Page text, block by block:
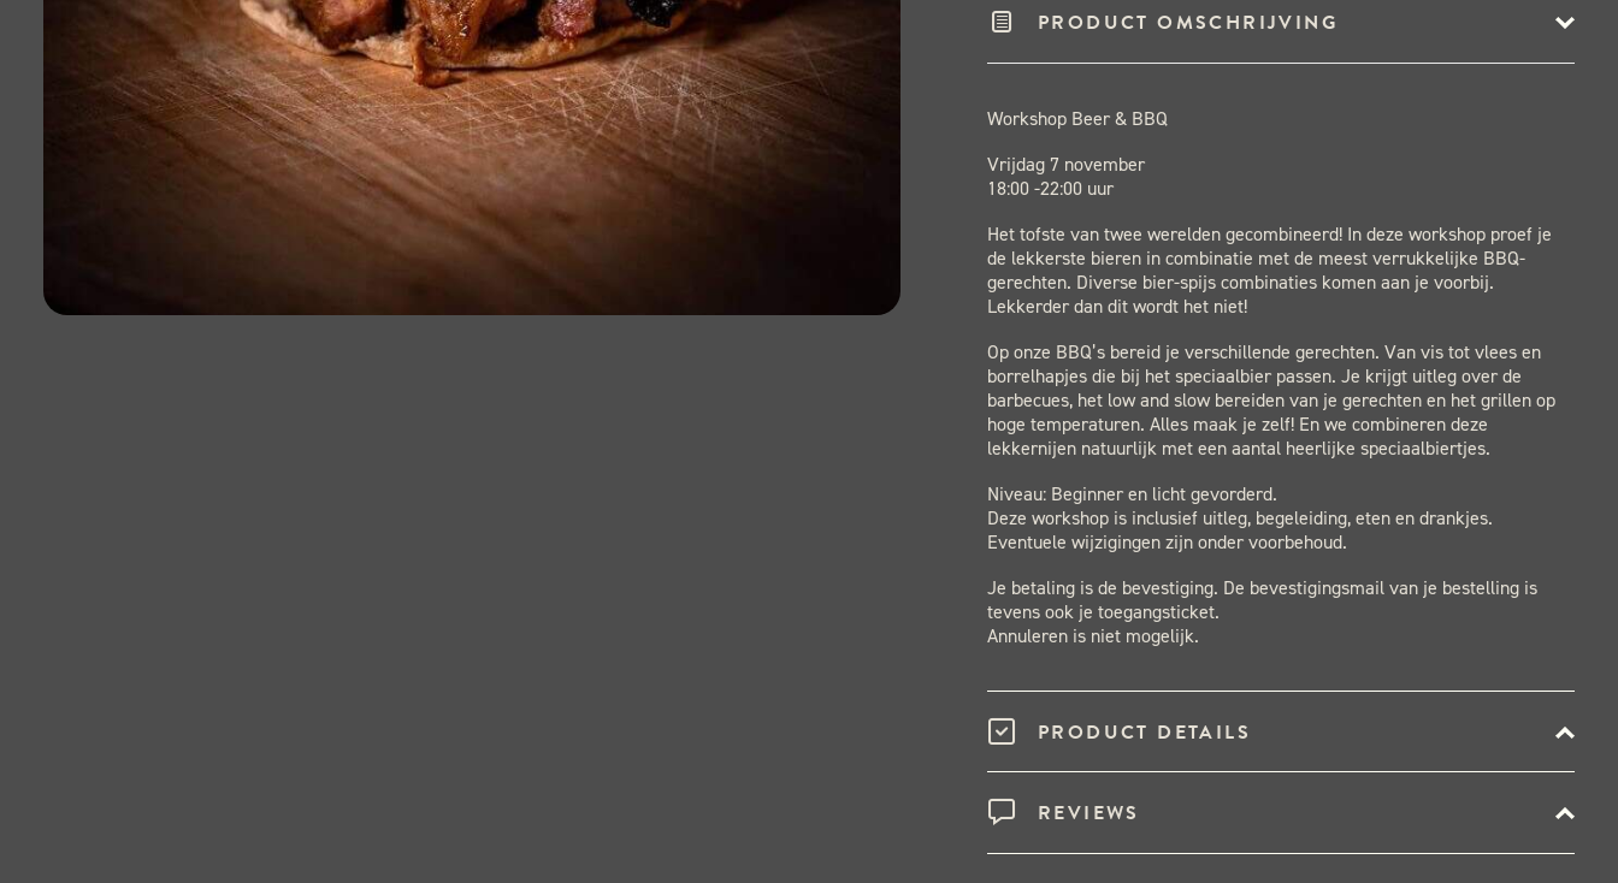
PRODUCT OMSCHRIJVING
Workshop Beer & BBQ
Vrijdag 7 november
18:00 -22:00 uur
Het tofste van twee werelden gecombineerd! In deze workshop proef je
de lekkerste bieren in combinatie met de meest verrukkelijke BBQ-
gerechten. Diverse bier-spijs combinaties komen aan je voorbij.
Lekkerder dan dit wordt het niet!
Op onze BBQ’s bereid je verschillende gerechten. Van vis tot vlees en
borrelhapjes die bij het speciaalbier passen. Je krijgt uitleg over de
barbecues, het low and slow bereiden van je gerechten en het grillen op
hoge temperaturen. Alles maak je zelf! En we combineren deze
lekkernijen natuurlijk met een aantal heerlijke speciaalbiertjes.
Niveau: Beginner en licht gevorderd.
Deze workshop is inclusief uitleg, begeleiding, eten en drankjes.
Eventuele wijzigingen zijn onder voorbehoud.
Je betaling is de bevestiging. De bevestigingsmail van je bestelling is
tevens ook je toegangsticket.
Annuleren is niet mogelijk.
PRODUCT DETAILS
REVIEWS